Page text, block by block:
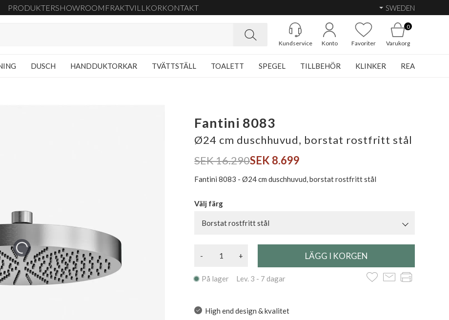
PRODUKTERSHOWROOM FRAKTVILLKORKONTAKT SWEDEN
Kundservice Konto Favoriter
0
Varukorg
DUSCH HANDDUKTORKAR TVÄTTSTÄLL TOALETT SPEGEL TILLBEHÖR KLINKER REA
Fantini 8083
Ø24 cm duschhuvud, borstat rostfritt stål
SEK 16.290SEK 8.699
Fantini 8083 - Ø24 cm duschhuvud, borstat rostfritt stål
Välj färg
Borstat rostfritt stål
- +
På lager Lev. 3 - 7 dagar
High end design & kvalitet